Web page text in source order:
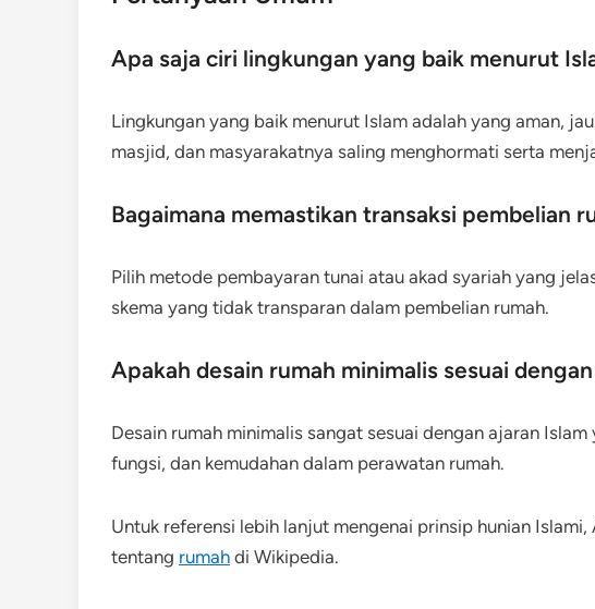
Apa saja ciri lingkungan yang baik menurut
Lingkungan yang baik menurut Islam adalah yang aman,
masjid, dan masyarakatnya saling menghormati serta
Bagaimana memastikan transaksi pembelian
Pilih metode pembayaran tunai atau akad syariah yang
skema yang tidak transparan dalam pembelian rumah.
Apakah desain rumah minimalis sesuai
Desain rumah minimalis sangat sesuai dengan ajaran
fungsi, dan kemudahan dalam perawatan rumah.
Untuk referensi lebih lanjut mengenai prinsip hunian
tentang rumah di Wikipedia.